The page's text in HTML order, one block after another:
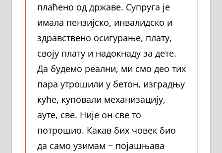
плаћено од државе. Супруга је
имала пензијско, инвалидско и
здравствено осигурање, плату,
своју плату и надокнаду за дете.
Да будемо реални, ми смо део тих
пара утрошили у бетон, изградњу
куће, куповали механизацију,
ауте, све. Није он све то
потрошио. Какав бих човек био
да само узимам − појашњава